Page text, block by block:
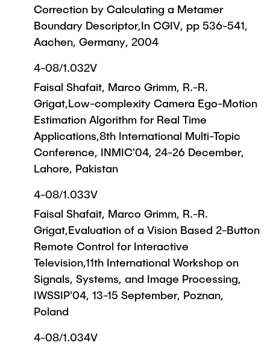
Correction by Calculating a Metamer
Boundary Descriptor,In CGIV, pp 536-541,
Aachen, Germany, 2004
4-08/1.032V
Faisal Shafait, Marco Grimm, R.-R.
Grigat,Low-complexity Camera Ego-Motion
Estimation Algorithm for Real Time
Applications,8th International Multi-Topic
Conference, INMIC'04, 24-26 December,
Lahore, Pakistan
4-08/1.033V
Faisal Shafait, Marco Grimm, R.-R.
Grigat,Evaluation of a Vision Based 2-Button
Remote Control for Interactive
Television,11th International Workshop on
Signals, Systems, and Image Processing,
IWSSIP'04, 13-15 September, Poznan,
Poland
4-08/1.034V